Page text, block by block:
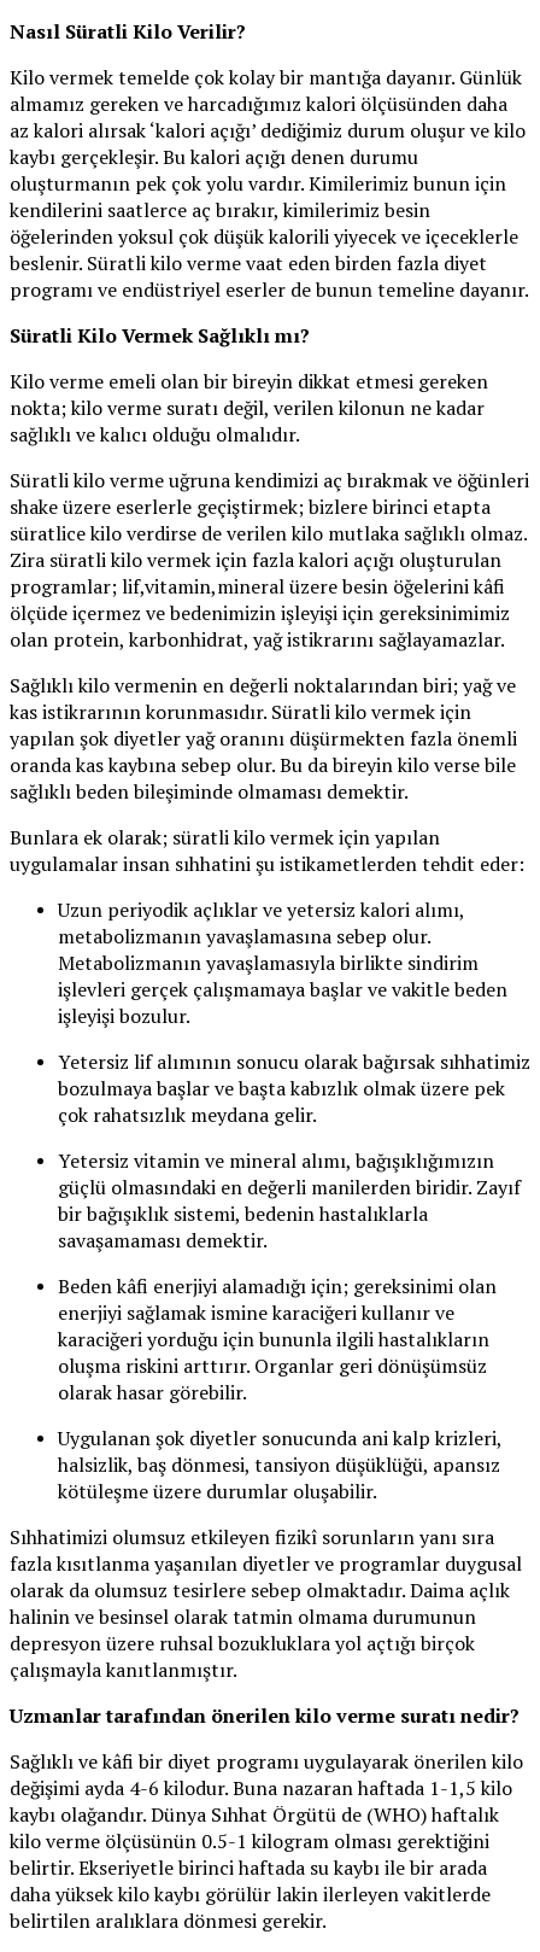
Nasıl Süratli Kilo Verilir?
Kilo vermek temelde çok kolay bir mantığa dayanır. Günlük
almamız gereken ve harcadığımız kalori ölçüsünden daha
az kalori alırsak ‘kalori açığı’ dediğimiz durum oluşur ve kilo
kaybı gerçekleşir. Bu kalori açığı denen durumu
oluşturmanın pek çok yolu vardır. Kimilerimiz bunun için
kendilerini saatlerce aç bırakır, kimilerimiz besin
öğelerinden yoksul çok düşük kalorili yiyecek ve içeceklerle
beslenir. Süratli kilo verme vaat eden birden fazla diyet
programı ve endüstriyel eserler de bunun temeline dayanır.
Süratli Kilo Vermek Sağlıklı mı?
Kilo verme emeli olan bir bireyin dikkat etmesi gereken
nokta; kilo verme suratı değil, verilen kilonun ne kadar
sağlıklı ve kalıcı olduğu olmalıdır.
Süratli kilo verme uğruna kendimizi aç bırakmak ve öğünleri
shake üzere eserlerle geçiştirmek; bizlere birinci etapta
süratlice kilo verdirse de verilen kilo mutlaka sağlıklı olmaz.
Zira süratli kilo vermek için fazla kalori açığı oluşturulan
programlar; lif,vitamin,mineral üzere besin öğelerini kâfi
ölçüde içermez ve bedenimizin işleyişi için gereksinimimiz
olan protein, karbonhidrat, yağ istikrarını sağlayamazlar.
Sağlıklı kilo vermenin en değerli noktalarından biri; yağ ve
kas istikrarının korunmasıdır. Süratli kilo vermek için
yapılan şok diyetler yağ oranını düşürmekten fazla önemli
oranda kas kaybına sebep olur. Bu da bireyin kilo verse bile
sağlıklı beden bileşiminde olmaması demektir.
Bunlara ek olarak; süratli kilo vermek için yapılan
uygulamalar insan sıhhatini şu istikametlerden tehdit eder:
Uzun periyodik açlıklar ve yetersiz kalori alımı,
metabolizmanın yavaşlamasına sebep olur.
Metabolizmanın yavaşlamasıyla birlikte sindirim
işlevleri gerçek çalışmamaya başlar ve vakitle beden
işleyişi bozulur.
Yetersiz lif alımının sonucu olarak bağırsak sıhhatimiz
bozulmaya başlar ve başta kabızlık olmak üzere pek
çok rahatsızlık meydana gelir.
Yetersiz vitamin ve mineral alımı, bağışıklığımızın
güçlü olmasındaki en değerli manilerden biridir. Zayıf
bir bağışıklık sistemi, bedenin hastalıklarla
savaşamaması demektir.
Beden kâfi enerjiyi alamadığı için; gereksinimi olan
enerjiyi sağlamak ismine karaciğeri kullanır ve
karaciğeri yorduğu için bununla ilgili hastalıkların
oluşma riskini arttırır. Organlar geri dönüşümsüz
olarak hasar görebilir.
Uygulanan şok diyetler sonucunda ani kalp krizleri,
halsizlik, baş dönmesi, tansiyon düşüklüğü, apansız
kötüleşme üzere durumlar oluşabilir.
Sıhhatimizi olumsuz etkileyen fizikî sorunların yanı sıra
fazla kısıtlanma yaşanılan diyetler ve programlar duygusal
olarak da olumsuz tesirlere sebep olmaktadır. Daima açlık
halinin ve besinsel olarak tatmin olmama durumunun
depresyon üzere ruhsal bozukluklara yol açtığı birçok
çalışmayla kanıtlanmıştır.
Uzmanlar tarafından önerilen kilo verme suratı nedir?
Sağlıklı ve kâfi bir diyet programı uygulayarak önerilen kilo
değişimi ayda 4-6 kilodur. Buna nazaran haftada 1-1,5 kilo
kaybı olağandır. Dünya Sıhhat Örgütü de (WHO) haftalık
kilo verme ölçüsünün 0.5-1 kilogram olması gerektiğini
belirtir. Ekseriyetle birinci haftada su kaybı ile bir arada
daha yüksek kilo kaybı görülür lakin ilerleyen vakitlerde
belirtilen aralıklara dönmesi gerekir.